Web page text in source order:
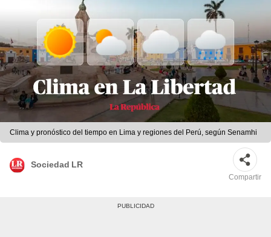
Clima y pronóstico del tiempo en Lima y regiones del Perú, según Senamhi
Sociedad LR
Compartir